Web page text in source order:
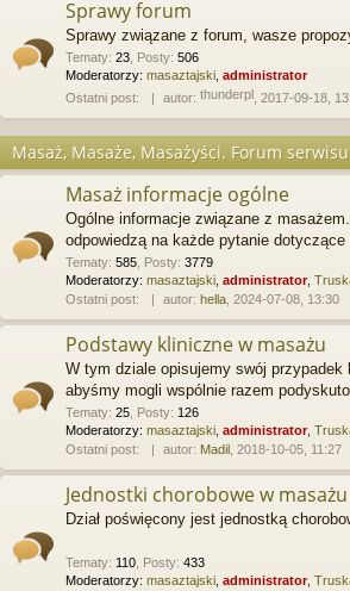
Sprawy forum
Sprawy związane z forum, wasze
Tematy: 23 Posty: 506
Moderatorzy: masaztajski administrator
Ostatni post:
autor: thunderpl , 2017-09-18,
Masaż, Masaże, Masażyści. Forum
Masaż informacje ogólne
Ogólne informacje związane z
odpowiedzą na każde pytanie dotyczące
Tematy: 585 Posty: 3779
Moderatorzy: masaztajski administrator,
Ostatni post:
autor: hella , 2024-07-08, 13:30
Podstawy kliniczne w masażu
W tym dziale opisujemy swój
abyśmy mogli wspólnie razem
Tematy: 25 Posty: 126
Moderatorzy: masaztajski administrator,
Ostatni post:
autor: Madil , 2018-10-05, 11:27
Jednostki chorobowe w masażu
Dział poświęcony jest jednostką
Tematy: 110 Posty: 433
Moderatorzy: masaztajski administrator,